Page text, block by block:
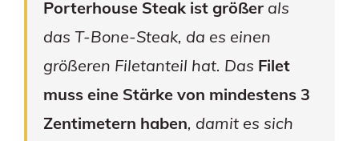
Porterhouse Steak ist größer als
das T-Bone-Steak, da es einen
größeren Filetanteil hat. Das Filet
muss eine Stärke von mindestens 3
Zentimetern haben, damit es sich